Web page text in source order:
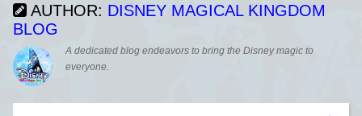
AUTHOR: DISNEY MAGICAL KINGDOM
BLOG
A dedicated blog endeavors to bring the Disney magic to
everyone.